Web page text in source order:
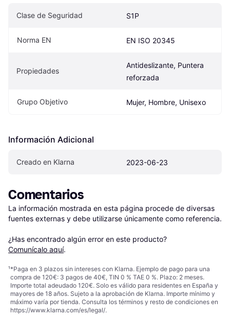
Clase de Seguridad S1P
Norma EN EN ISO 20345
Propiedades
Antideslizante, Puntera
reforzada
Grupo Objetivo Mujer, Hombre, Unisexo
Información Adicional
Creado en Klarna 2023-06-23
Comentarios
La información mostrada en esta página procede de diversas
fuentes externas y debe utilizarse únicamente como referencia.
¿Has encontrado algún error en este producto?
Comunícalo aquí.
¹*Paga en 3 plazos sin intereses con Klarna. Ejemplo de pago para una
compra de 120€: 3 pagos de 40€, TIN 0 % TAE 0 %. Plazo: 2 meses.
Importe total adeudado 120€. Solo es válido para residentes en España y
mayores de 18 años. Sujeto a la aprobación de Klarna. Importe mínimo y
máximo varía por tienda. Consulta los términos y resto de condiciones en
https://www.klarna.com/es/legal/.